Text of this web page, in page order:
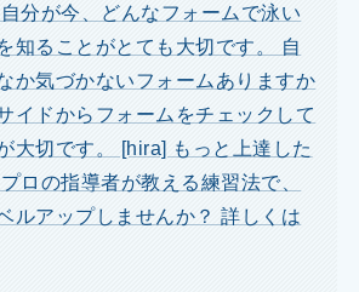
分が今、どんなフォームで泳い
知ることがとても大切です。 自
か気づかないフォームありますか
イドからフォームをチェックして
大切です。 [hira] もっと上達した
ロの指導者が教える練習法で、
ルアップしませんか？ 詳しくは